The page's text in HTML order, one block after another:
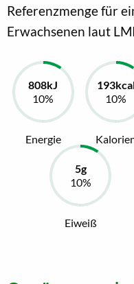
Referenzmenge für
Erwachsenen laut
Energie
Eiweiß